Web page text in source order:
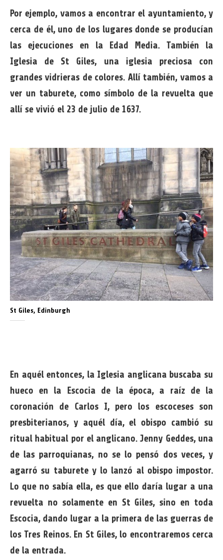
Por ejemplo, vamos a encontrar el ayuntamiento, y
cerca de él, uno de los lugares donde se producían
las ejecuciones en la Edad Media. También la
Iglesia de St Giles, una iglesia preciosa con
grandes vidrieras de colores. Allí también, vamos a
ver un taburete, como símbolo de la revuelta que
allí se vivió el 23 de julio de 1637.
St Giles, Edinburgh
En aquél entonces, la Iglesia anglicana buscaba su
hueco en la Escocia de la época, a raíz de la
coronación de Carlos I, pero los escoceses son
presbiterianos, y aquél día, el obispo cambió su
ritual habitual por el anglicano. Jenny Geddes, una
de las parroquianas, no se lo pensó dos veces, y
agarró su taburete y lo lanzó al obispo impostor.
Lo que no sabía ella, es que ello daría lugar a una
revuelta no solamente en St Giles, sino en toda
Escocia, dando lugar a la primera de las guerras de
los Tres Reinos. En St Giles, lo encontraremos cerca
de la entrada.